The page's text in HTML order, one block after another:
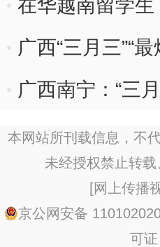
里醉春光
在华越南留学
广西“三月三”“
广西南宁：“三
本网站所刊载信息，不
未经授权禁止转
[网上传播
京公网安备
可